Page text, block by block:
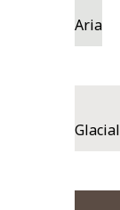
Aria
Glacial